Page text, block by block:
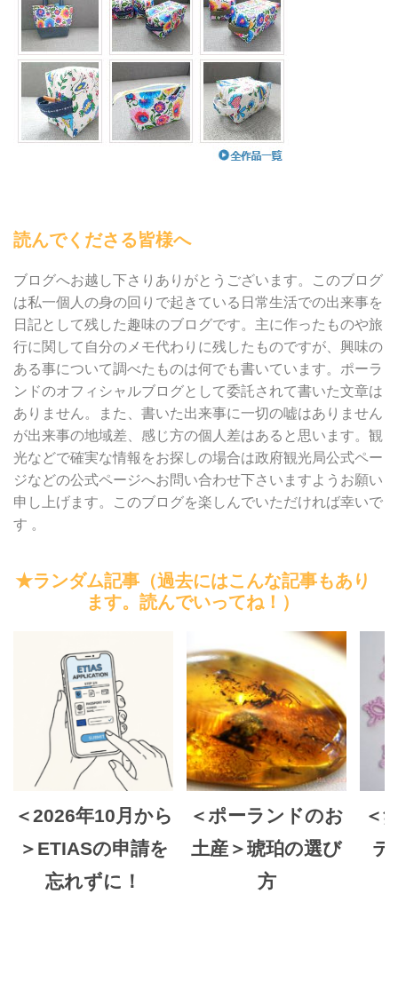
読んでくださる皆様へ
ブログへお越し下さりありがとうございます。このブログ
は私一個人の身の回りで起きている日常生活での出来事を
日記として残した趣味のブログです。主に作ったものや旅
行に関して自分のメモ代わりに残したものですが、興味の
ある事について調べたものは何でも書いています。ポーラ
ンドのオフィシャルブログとして委託されて書いた文章は
ありません。また、書いた出来事に一切の嘘はありません
が出来事の地域差、感じ方の個人差はあると思います。観
光などで確実な情報をお探しの場合は政府観光局公式ペー
ジなどの公式ページへお問い合わせ下さいますようお願い
申し上げます。このブログを楽しんでいただければ幸いで
す 。
★ランダム記事（過去にはこんな記事もあり
ます。読んでいってね！）
＜2026年10月から
＞ETIASの申請を
忘れずに！
＜ポーランドのお
土産＞琥珀の選び
方
＜
テ